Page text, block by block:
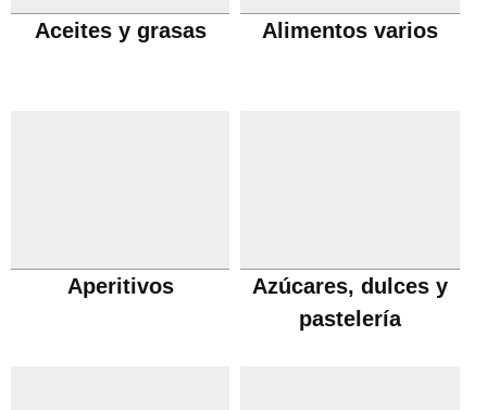
Aceites y grasas Alimentos varios
Aperitivos
Azúcares, dulces y
pastelería